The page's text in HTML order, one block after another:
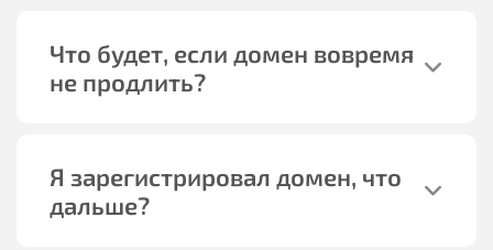
Что будет, если домен вовремя
не продлить?
Я зарегистрировал домен, что
дальше?